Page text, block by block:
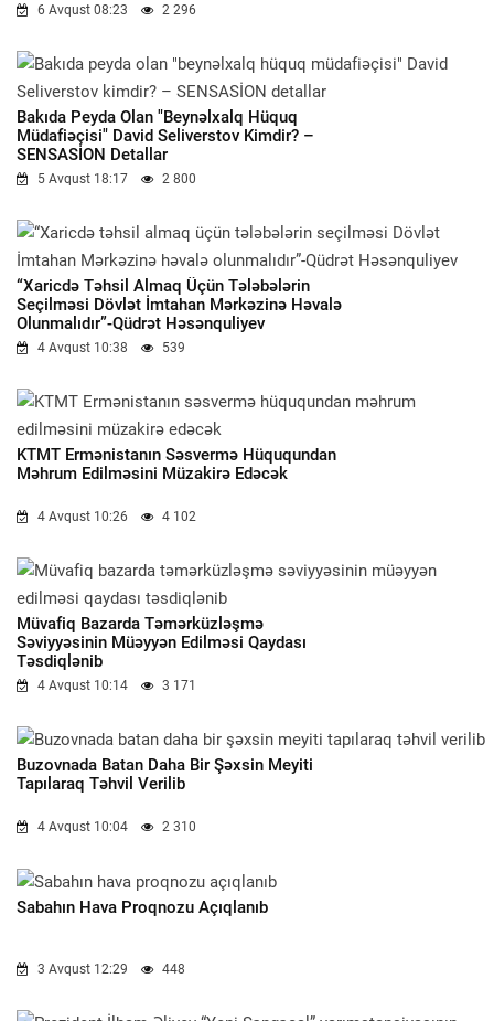
6 Avqust 08:23 2 296
Bakıda Peyda Olan "beynəlxalq Hüquq
Müdafiəçisi" David Seliverstov Kimdir? –
SENSASİON Detallar
5 Avqust 18:17 2 800
“Xaricdə Təhsil Almaq Üçün Tələbələrin
Seçilməsi Dövlət İmtahan Mərkəzinə Həvalə
Olunmalıdır”-Qüdrət Həsənquliyev
4 Avqust 10:38 539
KTMT Ermənistanın Səsvermə Hüququndan
Məhrum Edilməsini Müzakirə Edəcək
4 Avqust 10:26 4 102
Müvafiq Bazarda Təmərküzləşmə
Səviyyəsinin Müəyyən Edilməsi Qaydası
Təsdiqlənib
4 Avqust 10:14 3 171
Buzovnada Batan Daha Bir Şəxsin Meyiti
Tapılaraq Təhvil Verilib
4 Avqust 10:04 2 310
Sabahın Hava Proqnozu Açıqlanıb
3 Avqust 12:29 448